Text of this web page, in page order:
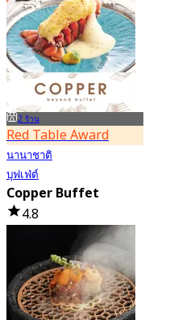
4.5
130 การจอง
จาก฿ 2,000
2 ร้าน
Red Table Award
นานาชาติ
บุฟเฟ่ต์
Copper Buffet
4.8
396.2K การจอง
฿ 399